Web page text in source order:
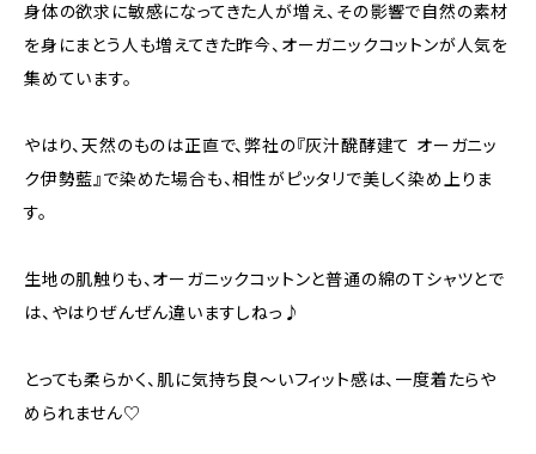
身体の欲求に敏感になってきた人が増え、その影響で自然の素材
を身にまとう人も増えてきた昨今、オーガニックコットンが人気を
集めています。
やはり、天然のものは正直で、弊社の『灰汁醗酵建て オーガニッ
ク伊勢藍』で染めた場合も、相性がピッタリで美しく染め上りま
す。
生地の肌触りも、オーガニックコットンと普通の綿のＴシャツとで
は、やはりぜんぜん違いますしねっ♪
とっても柔らかく、肌に気持ち良～いフィット感は、一度着たらや
められません♡